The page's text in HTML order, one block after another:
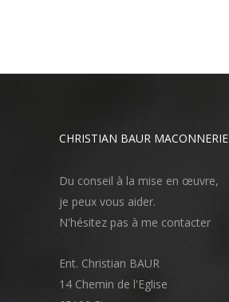
CHRISTIAN BAUR MACONNERIE
Du conseil à la mise en œuvre,
je peux vous aider.
N'hésitez pas à me contacter
Ent. Christian BAUR
14 Chemin de l'Eglise